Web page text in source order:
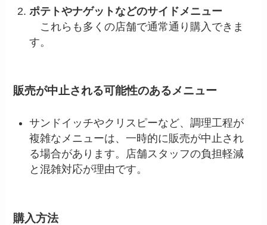
ポテトやナゲットなどのサイドメニュー
これらも多くの店舗で通常通り購入できま
す。
販売が中止される可能性のあるメニュー
サンドイッチやクリスピーなど、調理工程が
複雑なメニューは、一時的に販売が中止され
る場合があります。店舗スタッフの負担軽減
と混雑対応が理由です。
購入方法